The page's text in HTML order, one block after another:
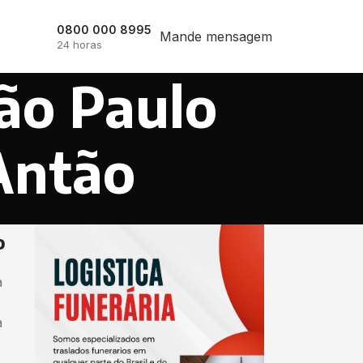
0800 000 8995
24 horas Mande mensagem
Paulo